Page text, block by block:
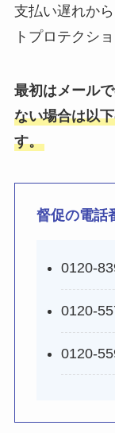
支払い遅れか
トプロテクシ
最初はメール
ない場合は以
す。
督促の電話
0120-
0120-
0120-